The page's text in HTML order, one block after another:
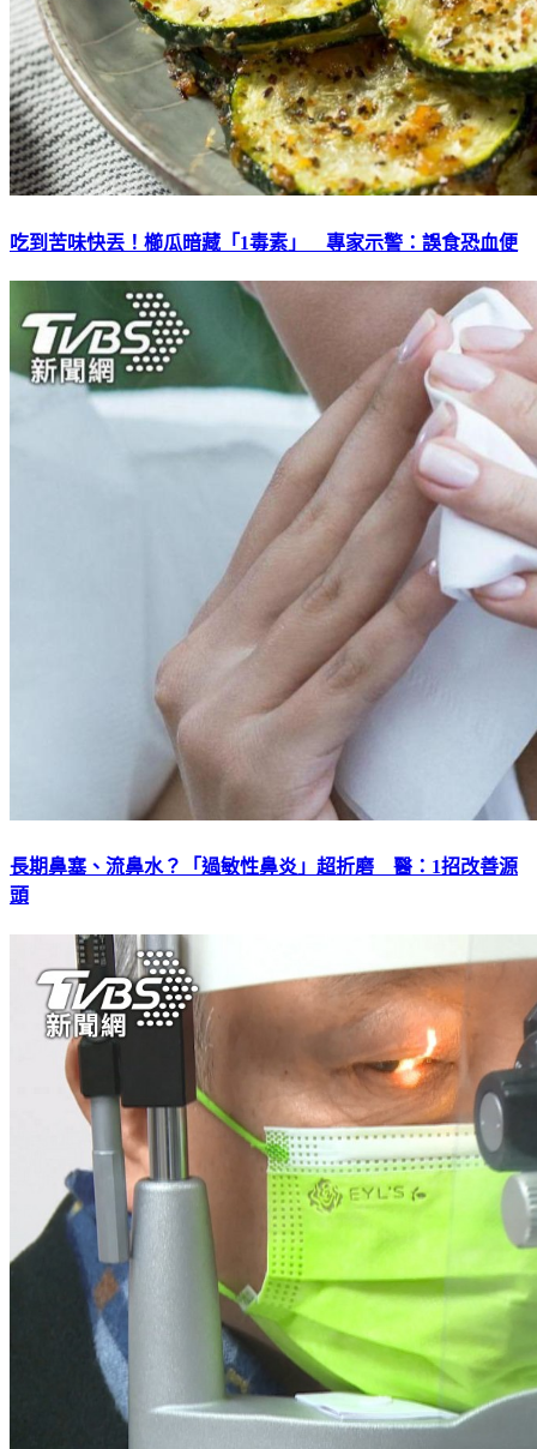
吃到苦味快丟！櫛瓜暗藏「1毒素」 專家示警：誤食恐血便
長期鼻塞、流鼻水？「過敏性鼻炎」超折磨 醫：1招改善源
頭